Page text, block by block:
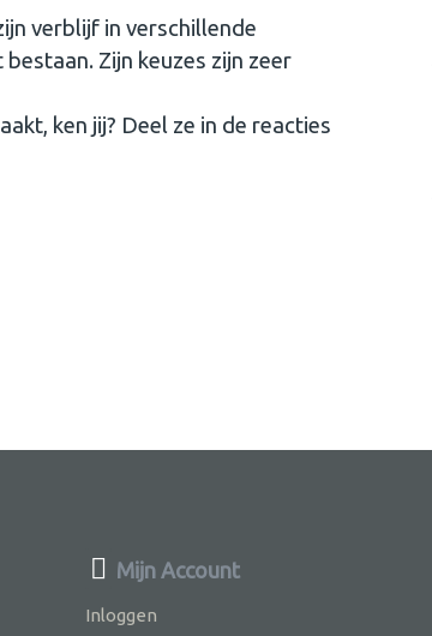
verblijf in verschillende
Zijn keuzes zijn zeer
ken jij? Deel ze in de reacties
Mijn Account
Inloggen